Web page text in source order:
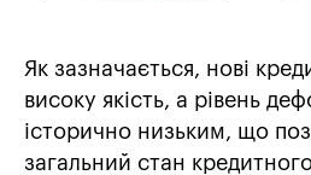
Як зазначається, нові
високу якість, а рівень
історично низьким, що
загальний стан